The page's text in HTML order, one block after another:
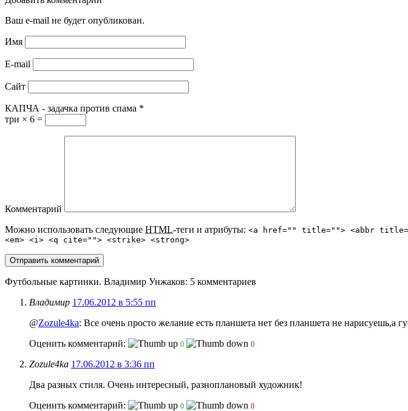
Ваш e-mail не будет опубликован.
Имя
E-mail
Сайт
КАПЧА - задачка против спама *
три × 6 =
Комментарий
Можно использовать следующие HTML-теги и атрибуты: <a href="" title=""> <abbr
<em> <i> <q cite=""> <strike> <strong>
Футбольные картинки. Владимир Унжаков: 5 комментариев
Владимир 17.06.2012 в 5:55 пп
@Zozule4ka: Все очень просто желание есть планшета нет без планшета не нарисуешь,а
Оценить комментарий:
0 0
Zozule4ka 17.06.2012 в 3:36 пп
Два разных стиля. Очень интересный, разноплановый художник!
Оценить комментарий:
0 0